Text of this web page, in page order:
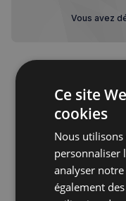
Vous avez
Ce site
cookies
Nous
personnaliser
analyser
également